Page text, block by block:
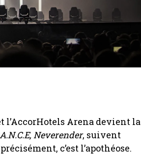
l’AccorHotels Arena devient la
Neverender, suivent
c’est l’apothéose.